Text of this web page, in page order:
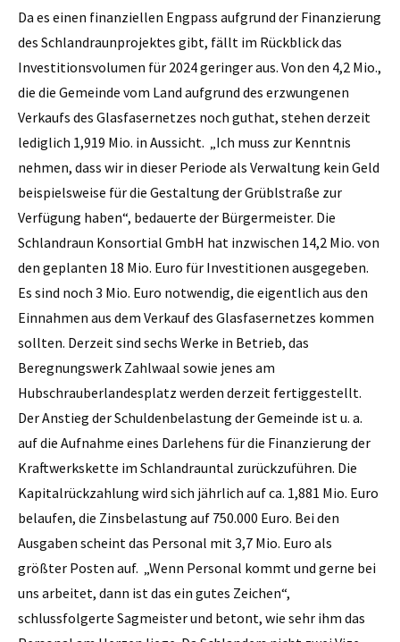
Da es einen finanziellen Engpass aufgrund der Finanzierung
des Schlandraunprojektes gibt, fällt im Rückblick das
Investitionsvolumen für 2024 geringer aus. Von den 4,2 Mio.,
die die Gemeinde vom Land aufgrund des erzwungenen
Verkaufs des Glasfasernetzes noch guthat, stehen derzeit
lediglich 1,919 Mio. in Aussicht. „Ich muss zur Kenntnis
nehmen, dass wir in dieser Periode als Verwaltung kein Geld
beispielsweise für die Gestaltung der Grüblstraße zur
Verfügung haben“, bedauerte der Bürgermeister. Die
Schlandraun Konsortial GmbH hat inzwischen 14,2 Mio. von
den geplanten 18 Mio. Euro für Investitionen ausgegeben.
Es sind noch 3 Mio. Euro notwendig, die eigentlich aus den
Einnahmen aus dem Verkauf des Glasfasernetzes kommen
sollten. Derzeit sind sechs Werke in Betrieb, das
Beregnungswerk Zahlwaal sowie jenes am
Hubschrauberlandesplatz werden derzeit fertiggestellt.
Der Anstieg der Schuldenbelastung der Gemeinde ist u. a.
auf die Aufnahme eines Darlehens für die Finanzierung der
Kraftwerkskette im Schlandrauntal zurückzuführen. Die
Kapitalrückzahlung wird sich jährlich auf ca. 1,881 Mio. Euro
belaufen, die Zinsbelastung auf 750.000 Euro. Bei den
Ausgaben scheint das Personal mit 3,7 Mio. Euro als
größter Posten auf. „Wenn Personal kommt und gerne bei
uns arbeitet, dann ist das ein gutes Zeichen“,
schlussfolgerte Sagmeister und betont, wie sehr ihm das